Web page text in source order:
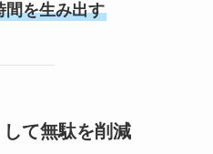
間を生み出す
て無駄を削減